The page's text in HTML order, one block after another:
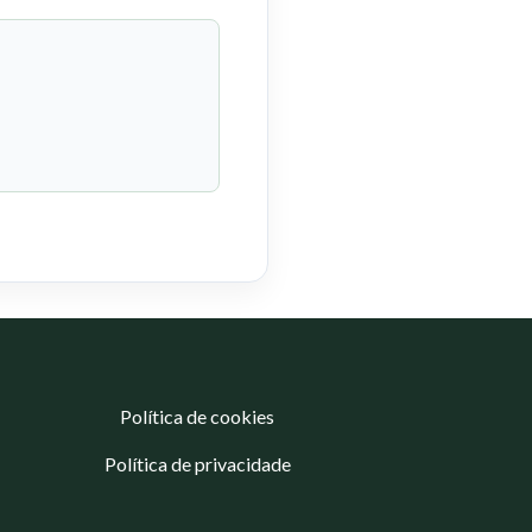
Política de cookies
Política de privacidade